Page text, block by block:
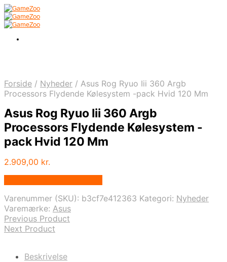
Forside / Nyheder / Asus Rog Ryuo Iii 360 Argb
Processors Flydende Kølesystem -pack Hvid 120 Mm
Asus Rog Ryuo Iii 360 Argb
Processors Flydende Kølesystem -
pack Hvid 120 Mm
2.909,00 kr.
Varenummer (SKU): b3cf7e412363 Kategori: Nyheder
Varemærke: Asus
Previous Product
Next Product
Beskrivelse